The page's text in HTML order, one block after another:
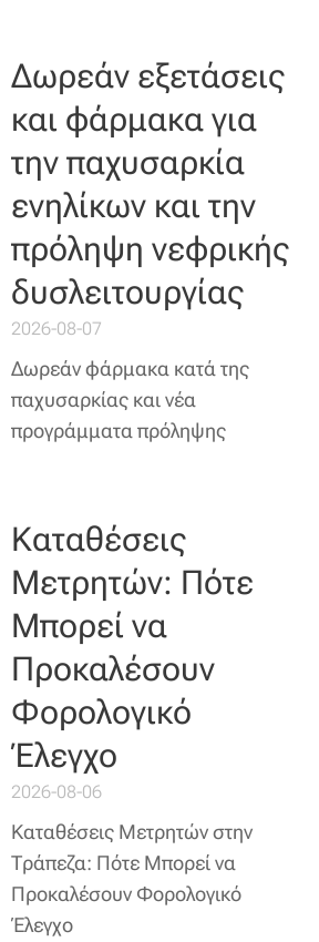
Δωρεάν εξετάσεις
και φάρμακα για
την παχυσαρκία
ενηλίκων και την
πρόληψη νεφρικής
δυσλειτουργίας
2026-08-07
Δωρεάν φάρμακα κατά της
παχυσαρκίας και νέα
προγράμματα πρόληψης
Καταθέσεις
Μετρητών: Πότε
Μπορεί να
Προκαλέσουν
Φορολογικό
Έλεγχο
2026-08-06
Καταθέσεις Μετρητών στην
Τράπεζα: Πότε Μπορεί να
Προκαλέσουν Φορολογικό
Έλεγχο